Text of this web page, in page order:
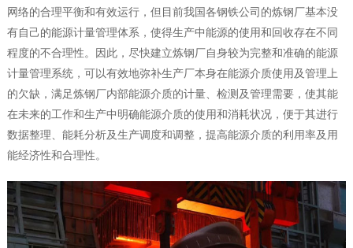
网络的合理平衡和有效运行，但目前我国各钢铁公司的炼钢厂基本没
有自己的能源计量管理体系，使得生产中能源的使用和回收存在不同
程度的不合理性。因此，尽快建立炼钢厂自身较为完整和准确的能源
计量管理系统，可以有效地弥补生产厂本身在能源介质使用及管理上
的欠缺，满足炼钢厂内部能源介质的计量、检测及管理需要，使其能
在未来的工作和生产中明确能源介质的使用和消耗状况，便于其进行
数据整理、能耗分析及生产调度和调整，提高能源介质的利用率及用
能经济性和合理性。